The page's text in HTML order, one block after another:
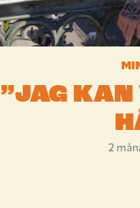
”JAG KAN
2